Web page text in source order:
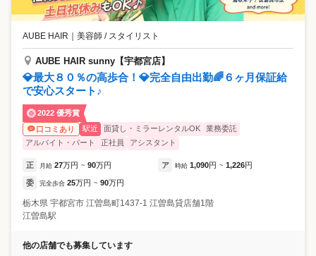
AUBE HAIR 美容師 / スタイリスト
AUBE HAIR sunny【宇都宮店】
💎最大８０％の高歩合！💎完全自由出勤🌈６ヶ月保証給
で安心スタート♪
2022 優秀賞
口コミあり
駅近 面貸し・ミラーレンタルOK
業務委託
アルバイト・パート
正社員 アシスタント
正 月給 27万円 ~ 90万円 ア 時給 1,090円 ~ 1,226円
委 完全歩合 25万円 ~ 90万円
栃木県 宇都宮市 江曽島町1437-1 江曽島貸店舗1階
江曽島駅
他の店舗でも募集しています